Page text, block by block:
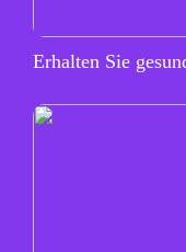
Erhalten Sie